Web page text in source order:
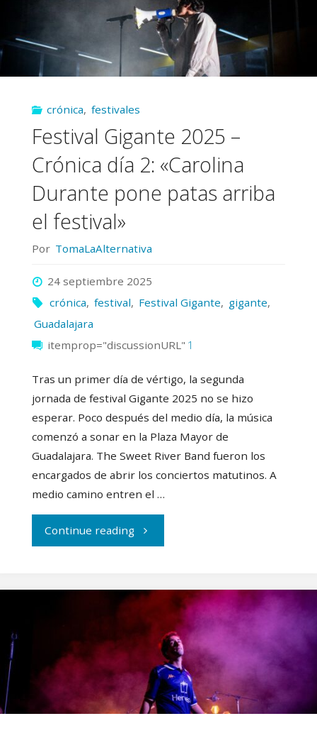
Crónica
día
Broche
de
una
edición
inolvidable"
crónica, festivales
Festival Gigante 2025 –
Crónica día 2: «Carolina
Durante pone patas arriba
el festival»
Por TomaLaAlternativa
24 septiembre 2025
crónica, festival, Festival Gigante, gigante,
Guadalajara
itemprop="discussionURL" 1
Tras un primer día de vértigo, la segunda
jornada de festival Gigante 2025 no se hizo
esperar. Poco después del medio día, la música
comenzó a sonar en la Plaza Mayor de
Guadalajara. The Sweet River Band fueron los
encargados de abrir los conciertos matutinos. A
medio camino entren el …
Continue reading"Festival
2025
Crónica
día